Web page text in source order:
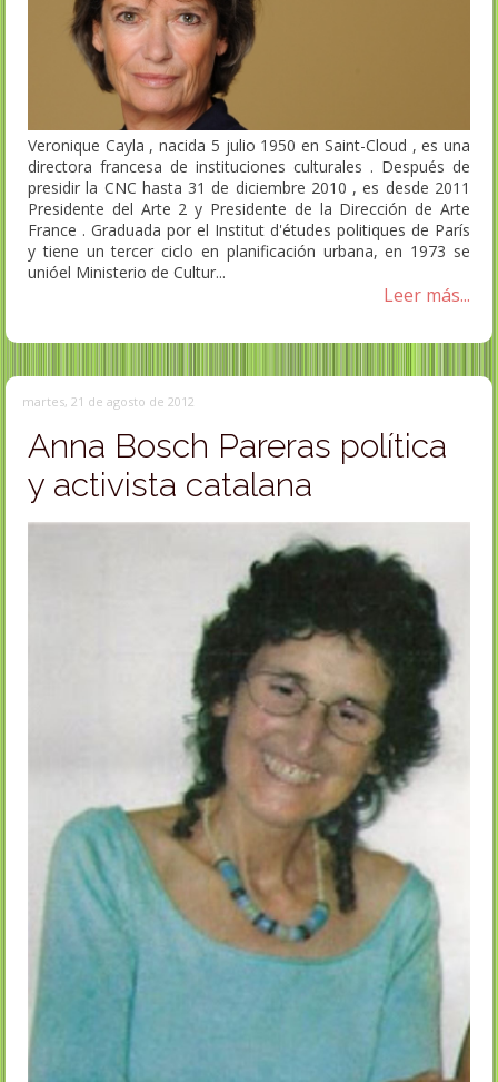
Veronique Cayla , nacida 5 julio 1950 en Saint-Cloud , es una
directora francesa de instituciones culturales . Después de
presidir la CNC hasta 31 de diciembre 2010 , es desde 2011
Presidente del Arte 2 y Presidente de la Dirección de Arte
France . Graduada por el Institut d'études politiques de París
y tiene un tercer ciclo en planificación urbana, en 1973 se
unióel Ministerio de Cultur...
Leer más...
martes, 21 de agosto de 2012
Anna Bosch Pareras política
y activista catalana